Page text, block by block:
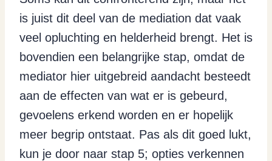
is juist dit deel van de mediation dat vaak
veel opluchting en helderheid brengt. Het is
bovendien een belangrijke stap, omdat de
mediator hier uitgebreid aandacht besteedt
aan de effecten van wat er is gebeurd,
gevoelens erkend worden en er hopelijk
meer begrip ontstaat. Pas als dit goed lukt,
kun je door naar stap 5; opties verkennen